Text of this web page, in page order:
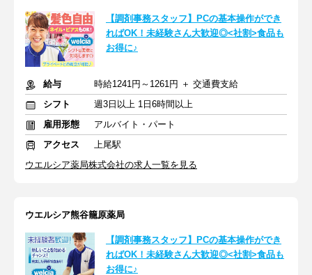
【調剤事務スタッフ】PCの基本操作ができ
ればOK！未経験さん大歓迎◎<社割>食品も
お得に♪
給与
時給1241円～1261円 ＋ 交通費支給
シフト
週3日以上 1日6時間以上
雇用形態
アルバイト・パート
アクセス
上尾駅
ウエルシア薬局株式会社の求人一覧を見る
ウエルシア熊谷籠原薬局
【調剤事務スタッフ】PCの基本操作ができ
ればOK！未経験さん大歓迎◎<社割>食品も
お得に♪